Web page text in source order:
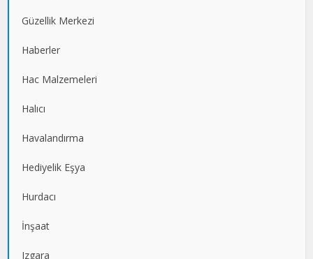
Güzellik Merkezi
Haberler
Hac Malzemeleri
Halıcı
Havalandırma
Hediyelik Eşya
Hurdacı
İnşaat
Izgara